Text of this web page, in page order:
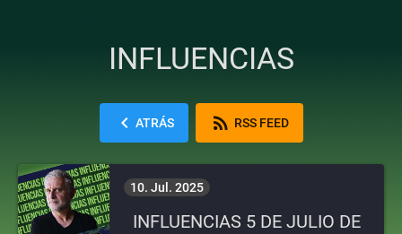
INFLUENCIAS
chevron_left ATRÁS rss_feed RSS FEED
10. Jul. 2025
INFLUENCIAS 5 DE JULIO DE